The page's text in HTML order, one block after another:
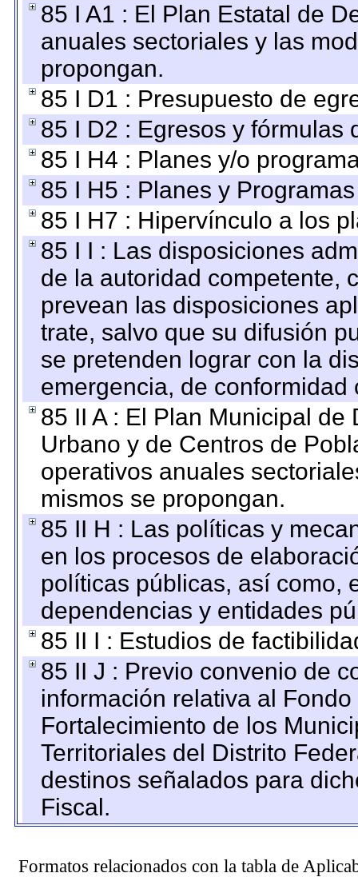
85 I A1 : El Plan Estatal de
anuales sectoriales y las
propongan.
85 I D1 : Presupuesto de
85 I D2 : Egresos y fórmulas
85 I H4 : Planes y/o
85 I H5 : Planes y
85 I H7 : Hipervínculo a los
85 I I : Las disposiciones
de la autoridad competente,
prevean las disposiciones
trate, salvo que su difusión
se pretenden lograr con la
emergencia, de
85 II A : El Plan Municipal
Urbano y de Centros de
operativos anuales
mismos se propongan.
85 II H : Las políticas y
en los procesos de
políticas públicas, así como,
dependencias y entidades
85 II I : Estudios de
85 II J : Previo convenio de
información relativa al
Fortalecimiento de los
Territoriales del Distrito
destinos señalados para
Fiscal.
Formatos relacionados con la tabla de